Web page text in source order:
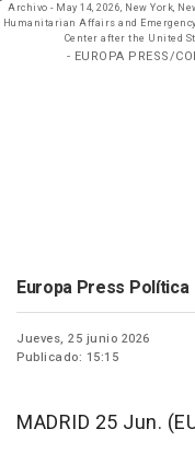
Archivo - May 14, 2026, New York,
Humanitarian Affairs and
Center after the United
- EUROPA PRESS/
Europa Press Política
Jueves, 25 junio 2026
Publicado: 15:15
MADRID 25 Jun.